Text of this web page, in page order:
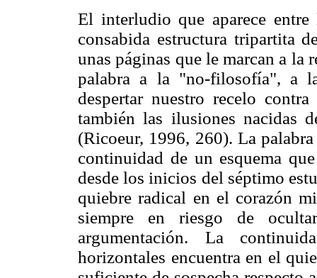
El interludio que aparece
consabida estructura tripartita
unas páginas que le marcan a
palabra a la "no-filosofía", a
despertar nuestro recelo
también las ilusiones nacidas
(Ricoeur, 1996, 260). La
continuidad de un esquema
desde los inicios del séptimo
quiebre radical en el corazón
siempre en riesgo de
argumentación. La
horizontales encuentra en el